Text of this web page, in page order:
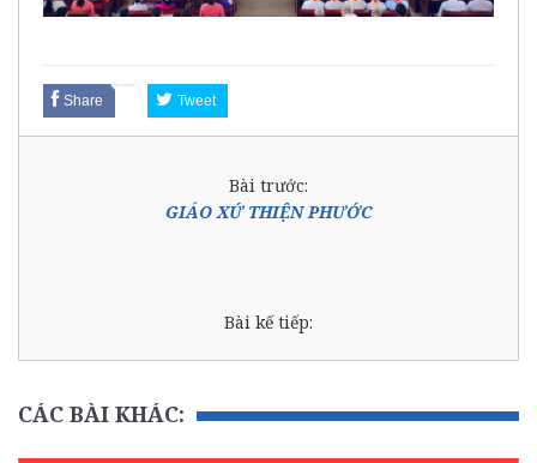
Share Tweet
Bài trước:
GIÁO XỨ THIỆN PHƯỚC
Bài kế tiếp:
CÁC BÀI KHÁC: